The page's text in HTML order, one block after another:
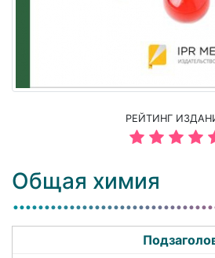
РЕЙТИНГ
Общая химия